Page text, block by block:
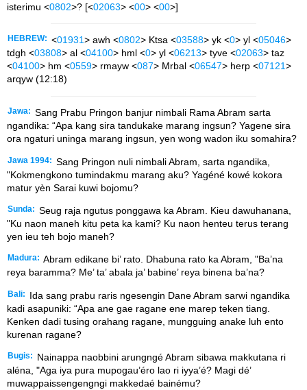
isterimu <0802>? [<02063> <00> <00>]
HEBREW: <01931> awh <0802> Ktsa <03588> yk <0> yl <05046>
tdgh <03808> al <04100> hml <0> yl <06213> tyve <02063> taz
<04100> hm <0559> rmayw <087> Mrbal <06547> herp <07121>
arqyw (12:18)
Jawa: Sang Prabu Pringon banjur nimbali Rama Abram sarta
ngandika: “Apa kang sira tandukake marang ingsun? Yagene sira
ora ngaturi uninga marang ingsun, yen wong wadon iku somahira?
Jawa 1994: Sang Pringon nuli nimbali Abram, sarta ngandika,
"Kokmengkono tumindakmu marang aku? Yagéné kowé kokora
matur yèn Sarai kuwi bojomu?
Sunda: Seug raja ngutus ponggawa ka Abram. Kieu dawuhanana,
"Ku naon maneh kitu peta ka kami? Ku naon henteu terus terang
yen ieu teh bojo maneh?
Madura: Abram edikane bi’ rato. Dhabuna rato ka Abram, "Ba’na
reya baramma? Me’ ta’ abala ja’ babine’ reya binena ba’na?
Bali:
Ida sang prabu raris ngesengin Dane Abram sarwi ngandika
kadi asapuniki: “Apa ane gae ragane ene marep teken tiang.
Kenken dadi tusing orahang ragane, mungguing anake luh ento
kurenan ragane?
Bugis:
Nainappa naobbini arungngé Abram sibawa makkutana ri
aléna, "Aga iya pura mupogau’éro lao ri iyya’é? Magi dé’
muwappaissengengngi makkedaé bainému?